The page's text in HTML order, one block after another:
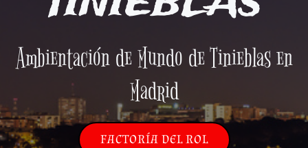
Ambientación de Mundo de Tinieblas en
Madrid
FACTORÍA DEL ROL